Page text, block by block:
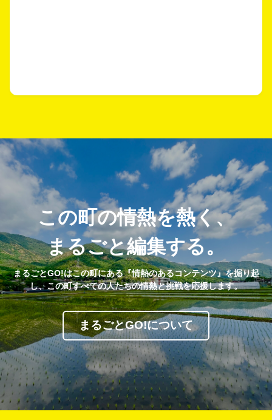
この町の情熱を熱く、
まるごと編集する。
まるごとGO!はこの町にある『情熱のあるコンテンツ』を掘り起
し、この町すべての人たちの情熱と挑戦を応援します。
まるごとGO!について